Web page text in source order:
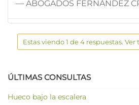
— ABOGADOS FERNÁNDEZ
Estas viendo 1 de 4 respuestas. Ver
ÚLTIMAS CONSULTAS
Hueco bajo la escalera